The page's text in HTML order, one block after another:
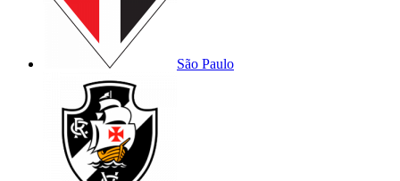
São Paulo